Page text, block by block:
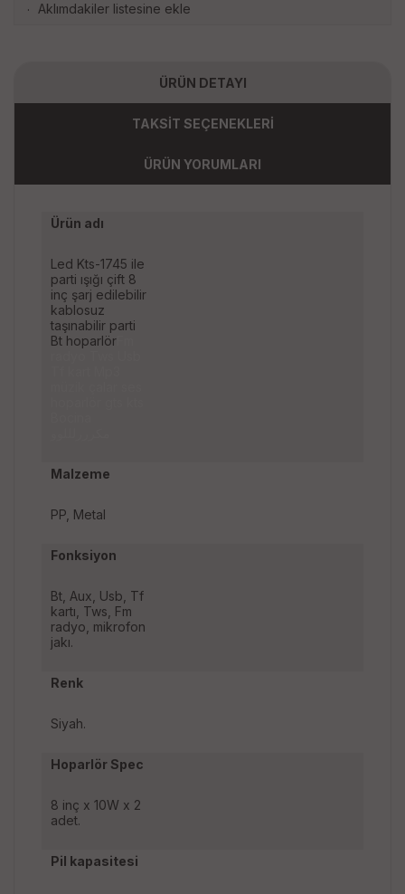
· Aklımdakiler listesine ekle
ÜRÜN DETAYI
TAKSİT SEÇENEKLERİ
ÜRÜN YORUMLARI
Ürün adı
Led Kts-1745 ile
parti ışığı çift 8
inç şarj edilebilir
kablosuz
taşınabilir parti
Bt hoparlör
Malzeme
PP, Metal
Fonksiyon
Bt, Aux, Usb, Tf
kartı, Tws, Fm
radyo, mikrofon
jakı.
Renk
Siyah.
Hoparlör Spec
8 inç x 10W x 2
adet.
Pil kapasitesi